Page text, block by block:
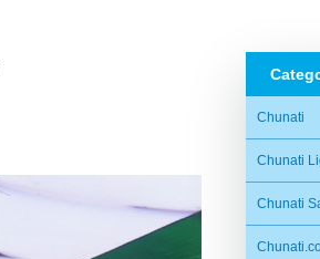
Chunati
Chunati
Chunati